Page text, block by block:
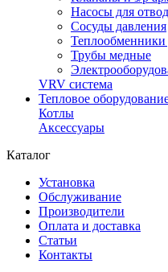
Насосы для
Сосуды давления
Трубы медные
VRV система
Тепловое
Котлы
Аксессуары
Каталог
Установка
Обслуживание
Производители
Оплата и доставка
Статьи
Контакты